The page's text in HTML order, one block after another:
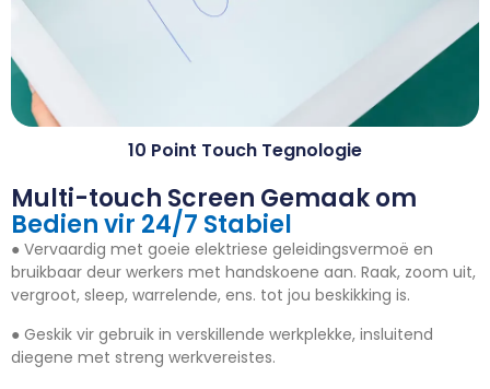
Multi-touch Screen Gemaak om
Bedien vir 24/7 Stabiel
● Vervaardig met goeie elektriese geleidingsvermoë en
bruikbaar deur werkers met handskoene aan. Raak, zoom uit,
vergroot, sleep, warrelende, ens. tot jou beskikking is.
● Geskik vir gebruik in verskillende werkplekke, insluitend
diegene met streng werkvereistes.
10 Point Touch Tegnologie